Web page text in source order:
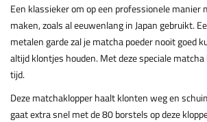
Een klassieker om op een professionele manier
maken, zoals al eeuwenlang in Japan gebruikt.
metalen garde zal je matcha poeder nooit goed
altijd klontjes houden. Met deze speciale
tijd.
Deze matchaklopper haalt klonten weg en
gaat extra snel met de 80 borstels op deze